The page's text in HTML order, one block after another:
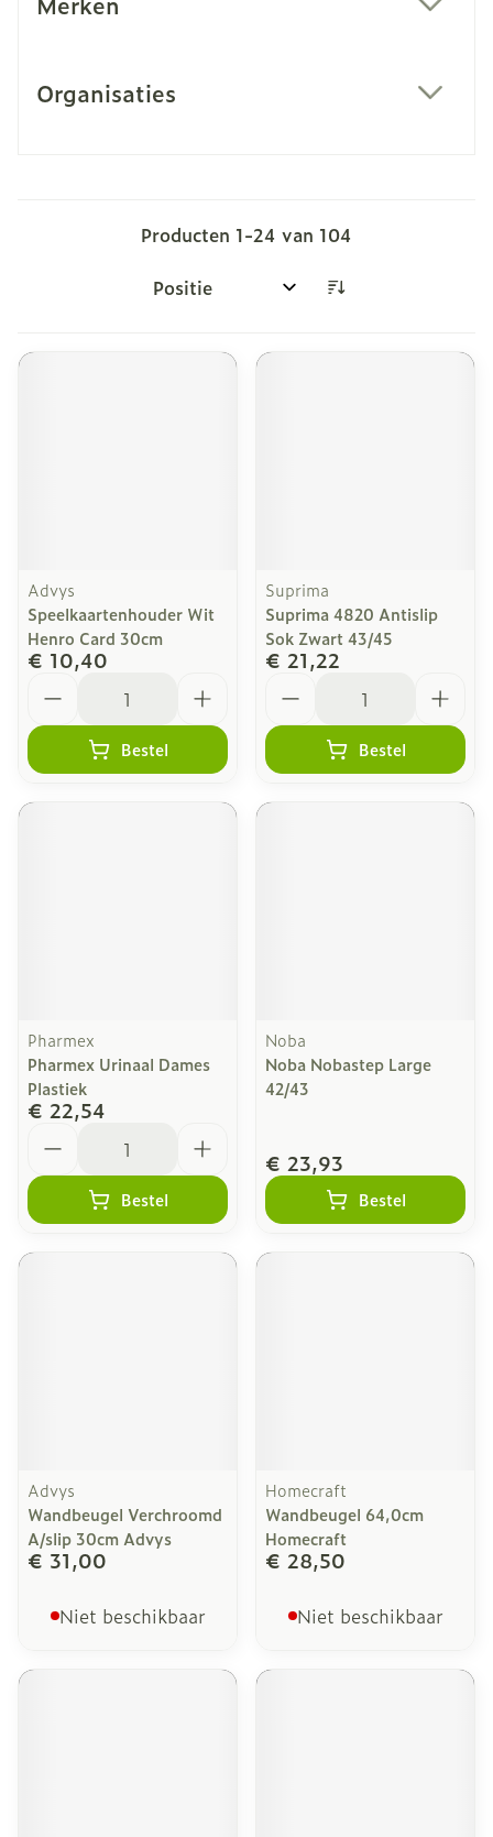
Organisaties
Producten 1-24 van 104
Sorteer op:
Advys
Speelkaartenhouder Wit
Henro Card 30cm
€ 10,40
Bestel
Suprima
Suprima 4820 Antislip
Sok Zwart 43/45
€ 21,22
Bestel
Pharmex
Pharmex Urinaal Dames
Plastiek
€ 22,54
Bestel
Noba
Noba Nobastep Large
42/43
€ 23,93
Bestel
Advys
Wandbeugel Verchroomd
A/slip 30cm Advys
€ 31,00
Niet beschikbaar
Homecraft
Wandbeugel 64,0cm
Homecraft
€ 28,50
Niet beschikbaar